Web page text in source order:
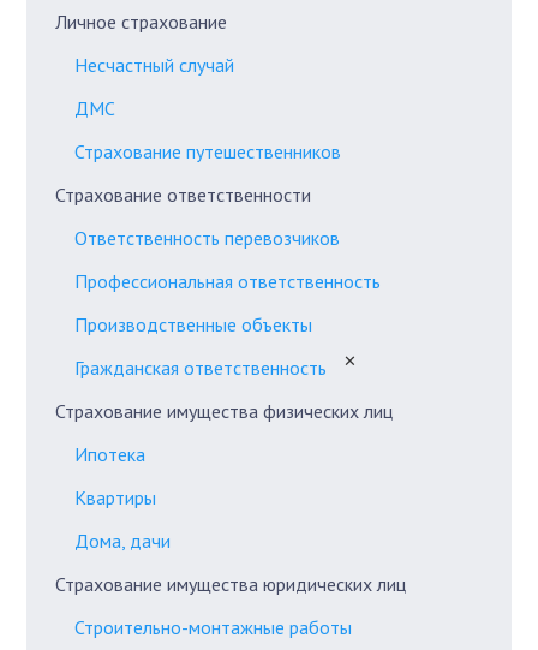
Личное страхование
Несчастный случай
ДМС
Страхование путешественников
Страхование ответственности
Ответственность перевозчиков
Профессиональная ответственность
Производственные объекты
Гражданская ответственность
✕
Страхование имущества физических лиц
Ипотека
Квартиры
Дома, дачи
Страхование имущества юридических лиц
Строительно-монтажные работы